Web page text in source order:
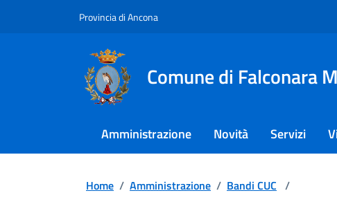
Provincia di Ancona
Comune di Falconara
Amministrazione Novità Servizi
Home / Amministrazione / Bandi CUC /